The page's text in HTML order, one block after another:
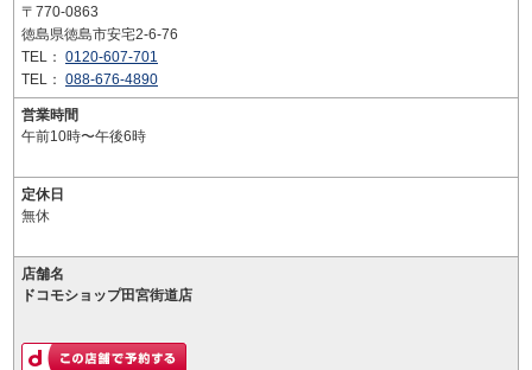
〒770-0863
徳島県徳島市安宅2-6-76
TEL： 0120-607-701
TEL： 088-676-4890
営業時間
午前10時〜午後6時
定休日
無休
店舗名
ドコモショップ田宮街道店